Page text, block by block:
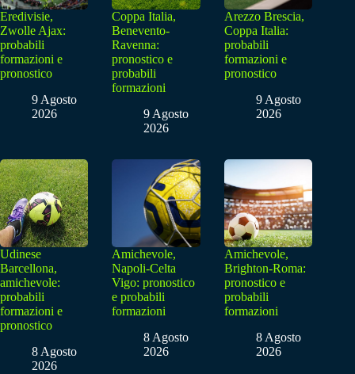
Eredivisie,
Zwolle Ajax:
probabili
formazioni e
pronostico
9 Agosto
2026
Coppa Italia,
Benevento-
Ravenna:
pronostico e
probabili
formazioni
9 Agosto
2026
Arezzo Brescia,
Coppa Italia:
probabili
formazioni e
pronostico
9 Agosto
2026
Udinese
Barcellona,
amichevole:
probabili
formazioni e
pronostico
8 Agosto
2026
Amichevole,
Napoli-Celta
Vigo: pronostico
e probabili
formazioni
8 Agosto
2026
Amichevole,
Brighton-Roma:
pronostico e
probabili
formazioni
8 Agosto
2026